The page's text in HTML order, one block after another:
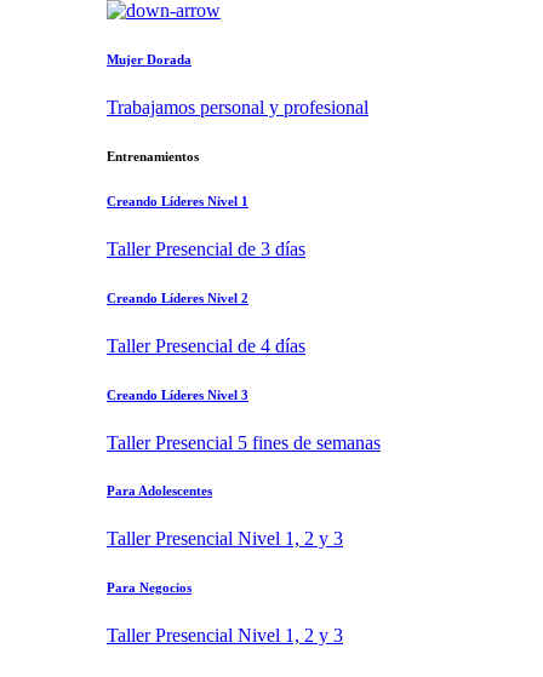
Mujer Dorada
Trabajamos personal y profesional
Entrenamientos
Creando Líderes Nivel 1
Taller Presencial de 3 días
Creando Líderes Nivel 2
Taller Presencial de 4 días
Creando Líderes Nivel 3
Taller Presencial 5 fines de semanas
Para Adolescentes
Taller Presencial Nivel 1, 2 y 3
Para Negocios
Taller Presencial Nivel 1, 2 y 3